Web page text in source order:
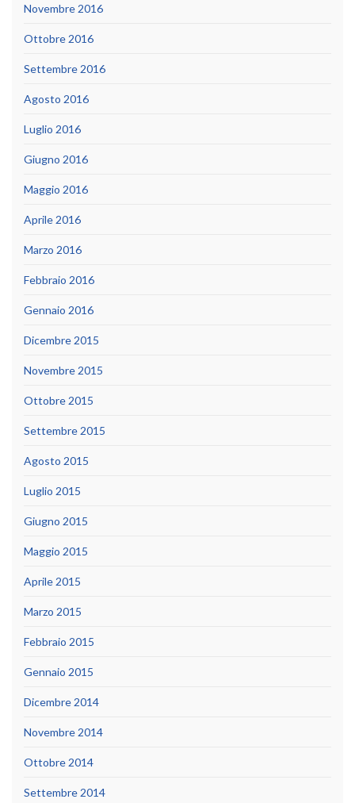
Novembre 2016
Ottobre 2016
Settembre 2016
Agosto 2016
Luglio 2016
Giugno 2016
Maggio 2016
Aprile 2016
Marzo 2016
Febbraio 2016
Gennaio 2016
Dicembre 2015
Novembre 2015
Ottobre 2015
Settembre 2015
Agosto 2015
Luglio 2015
Giugno 2015
Maggio 2015
Aprile 2015
Marzo 2015
Febbraio 2015
Gennaio 2015
Dicembre 2014
Novembre 2014
Ottobre 2014
Settembre 2014